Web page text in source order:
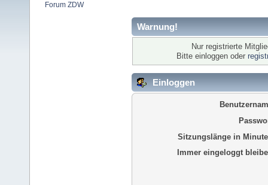
Forum ZDW
Warnung!
Nur registrierte
Bitte einloggen oder
Einloggen
Sitzungslänge in
Immer eingeloggt